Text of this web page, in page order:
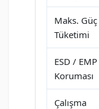
Maks. Güç
Tüketimi
ESD / EMP
Koruması
Çalışma